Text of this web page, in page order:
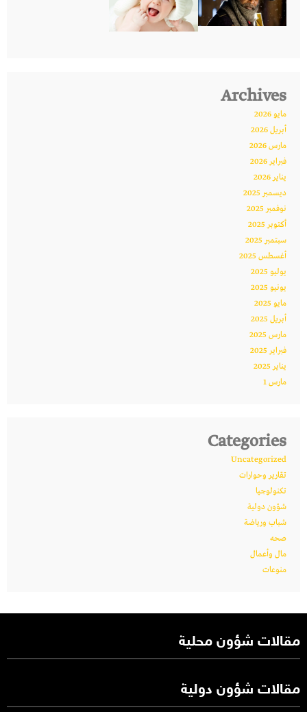
Archives
مايو 2026
أبريل 2026
مارس 2026
فبراير 2026
يناير 2026
ديسمبر 2025
نوفمبر 2025
أكتوبر 2025
سبتمبر 2025
أغسطس 2025
يوليو 2025
يونيو 2025
مايو 2025
أبريل 2025
مارس 2025
فبراير 2025
يناير 2025
مارس 1
Categories
Uncategorized
تقارير وحوارات
تكنولوجيا
شؤون دولية
شباب ورياضة
صحه
مال وأعمال
منوعات
مقالات شؤون محلية
مقالات شؤون دولية